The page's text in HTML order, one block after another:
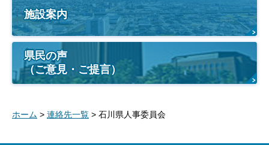
施設案内
県民の声
（ご意見・ご提言）
ホーム > 連絡先一覧 > 石川県人事委員会